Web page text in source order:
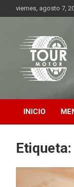
al
viernes, agosto 7,
Tour
Plataforma de
INICIO
Etiqueta: